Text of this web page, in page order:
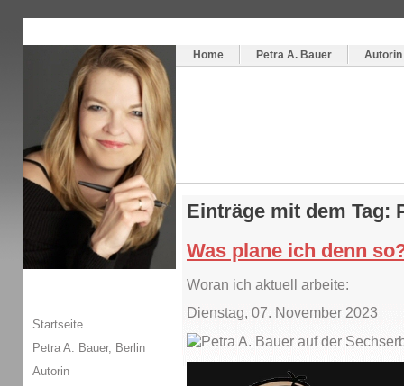
Home
Petra A. Bauer Autorin
Einträge mit dem Tag:
Was plane ich denn
Woran ich aktuell arbeite:
Dienstag, 07. November 2023
Startseite
Petra A. Bauer, Berlin
Autorin